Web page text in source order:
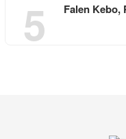
5 Falen